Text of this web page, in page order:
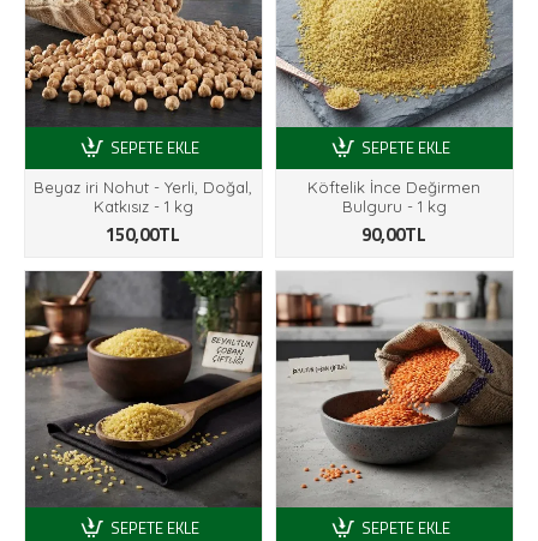
Beyaz iri Nohut - Yerli, Doğal,
Katkısız - 1 kg
150,00TL
SEPETE EKLE
Köftelik İnce Değirmen
Bulguru - 1 kg
90,00TL
SEPETE EKLE
SEPETE EKLE SEPETE EKLE